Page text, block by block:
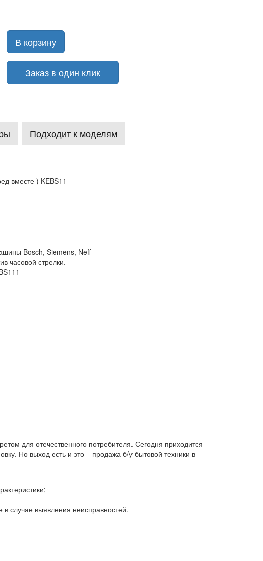
В корзину
Заказ в один клик
Подходит к моделям
вместе ) KEBS11
Bosch, Siemens, Neff
часовой стрелки.
для отечественного потребителя. Сегодня приходится
Но выход есть и это – продажа б/у бытовой техники в
в случае выявления неисправностей.